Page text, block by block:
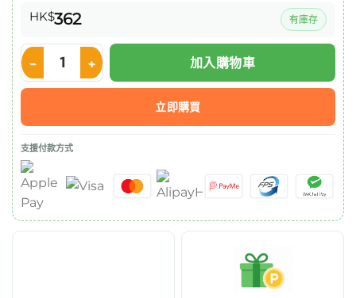
HK$362 有庫存
Nestle ThickenUp 快凝寶 即食糊餐 1000g (匈牙利燴牛肉味) 數量
加入購物車
立即購買
支援付款方式